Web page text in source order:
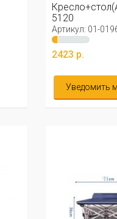
5120
Артикул: 01-
2423 р.
Уведомить